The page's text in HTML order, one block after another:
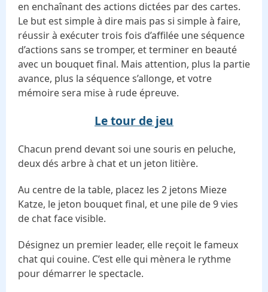
en enchaînant des actions dictées par des cartes.
Le but est simple à dire mais pas si simple à faire,
réussir à exécuter trois fois d’affilée une séquence
d’actions sans se tromper, et terminer en beauté
avec un bouquet final. Mais attention, plus la partie
avance, plus la séquence s’allonge, et votre
mémoire sera mise à rude épreuve.
Le tour de jeu
Chacun prend devant soi une souris en peluche,
deux dés arbre à chat et un jeton litière.
Au centre de la table, placez les 2 jetons Mieze
Katze, le jeton bouquet final, et une pile de 9 vies
de chat face visible.
Désignez un premier leader, elle reçoit le fameux
chat qui couine. C’est elle qui mènera le rythme
pour démarrer le spectacle.